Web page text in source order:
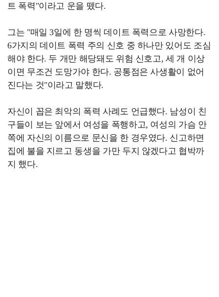
트 폭력"이라고 운을 뗐다.
그는 "매일 3일에 한 명씩 데이트 폭력으로 사망한다.
6가지의 데이트 폭력 주의 신호 중 하나만 있어도 조심
해야 한다. 두 개만 해당돼도 위험 신호고, 세 개 이상
이면 무조건 도망가야 한다. 공통점은 사생활이 없어
진다는 것"이라고 말했다.
자신이 꼽은 최악의 폭력 사례도 언급했다. 남성이 친
구들이 보는 앞에서 여성을 폭행하고, 여성의 가슴 안
쪽에 자신의 이름으로 문신을 한 경우였다. 신고하면
집에 불을 지르고 동생을 가만 두지 않겠다고 협박까
지 했다.